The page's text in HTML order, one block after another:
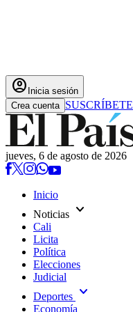
account_circle Inicia sesión
Crea cuenta SUSCRÍBETE
jueves, 6 de agosto de 2026
Inicio
Noticias expand_more
Cali
Licita
Política
Elecciones
Judicial
Deportes expand_more
Economía